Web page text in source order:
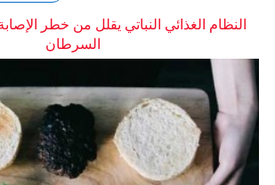
النظام الغذائي النباتي يقلل من خطر
السرطان